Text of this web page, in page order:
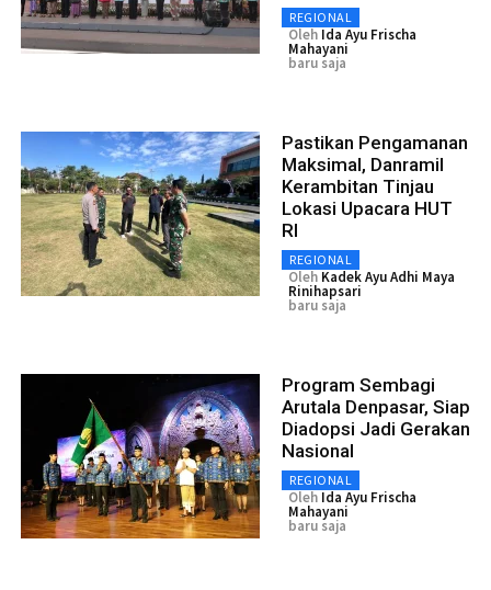
REGIONAL
Oleh Ida Ayu Frischa
Mahayani
baru saja
Pastikan Pengamanan
Maksimal, Danramil
Kerambitan Tinjau
Lokasi Upacara HUT
RI
REGIONAL
Oleh Kadek Ayu Adhi Maya
Rinihapsari
baru saja
Program Sembagi
Arutala Denpasar, Siap
Diadopsi Jadi Gerakan
Nasional
REGIONAL
Oleh Ida Ayu Frischa
Mahayani
baru saja